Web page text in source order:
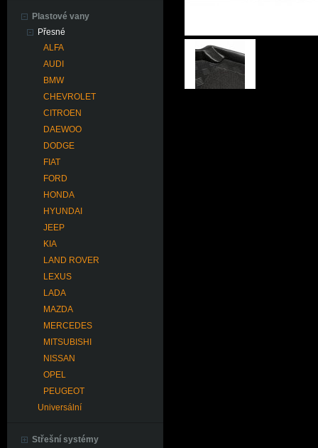
Plastové vany
Přesné
ALFA
AUDI
BMW
CHEVROLET
CITROEN
DAEWOO
DODGE
FIAT
FORD
HONDA
HYUNDAI
JEEP
KIA
LAND ROVER
LEXUS
LADA
MAZDA
MERCEDES
MITSUBISHI
NISSAN
OPEL
PEUGEOT
Universální
Střešní systémy